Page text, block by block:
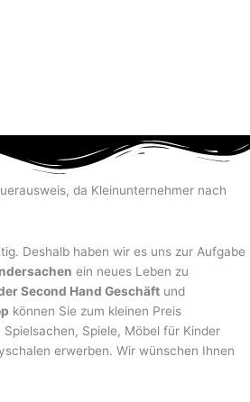
da Kleinunternehmer nach
Deshalb haben wir es uns zur Aufgabe
ein neues Leben zu
Second Hand Geschäft und
können Sie zum kleinen Preis
Spiele, Möbel für Kinder
erwerben. Wir wünschen Ihnen